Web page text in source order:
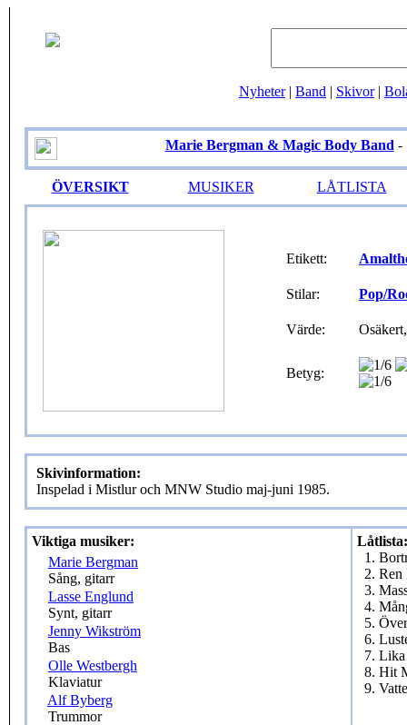
Nyheter| Band | Skivor|
Marie Bergman & Magic Body Band -
ÖVERSIKT MUSIKER LÅTLISTA
Etikett:
Stilar: Pop/
Värde:
Betyg:
Skivinformation:
Inspelad i Mistlur och MNW Studio maj-juni 1985.
Viktiga musiker:
Marie Bergman
Sång, gitarr
Lasse Englund
Synt, gitarr
Jenny Wikström
Bas
Olle Westbergh
Klaviatur
Alf Byberg
Trummor
Låtlista:
1.
2.
3.
4.
5.
6.
7.
8. Hit
9.